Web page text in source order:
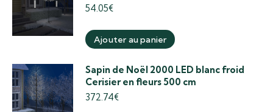
54.05€
Ajouter au panier
Sapin de Noël 2000 LED blanc froid
Cerisier en fleurs 500 cm
372.74€